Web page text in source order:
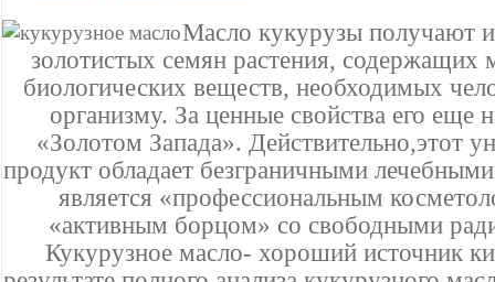
Масло кукурузы получают
золотистых семян растения, содержащих
биологических веществ, необходимых
организму. За ценные свойства его еще
«Золотом Запада». Действительно,этот
продукт обладает безграничными
является «профессиональным
«активным борцом» со свободными
Кукурузное масло- хороший источник